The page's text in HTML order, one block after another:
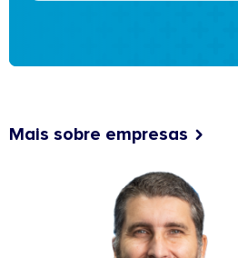
Mais sobre empresas